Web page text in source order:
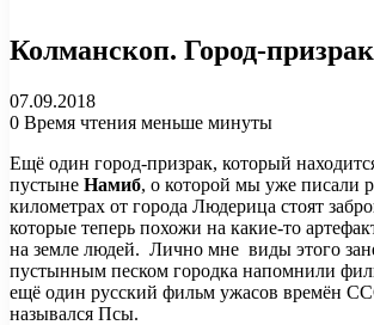
Колманскоп. Город-призрак
07.09.2018
0 Время чтения меньше минуты
Ещё один город-призрак, который
пустыне Намиб, о которой мы уже писали
километрах от города Людерица стоят
которые теперь похожи на какие-то
на земле людей. Лично мне виды этого
пустынным песком городка напомнили
ещё один русский фильм ужасов времён
назывался Псы.